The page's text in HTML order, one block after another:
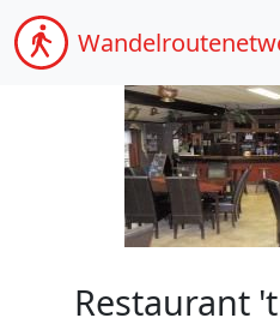
Wandel
Restaurant